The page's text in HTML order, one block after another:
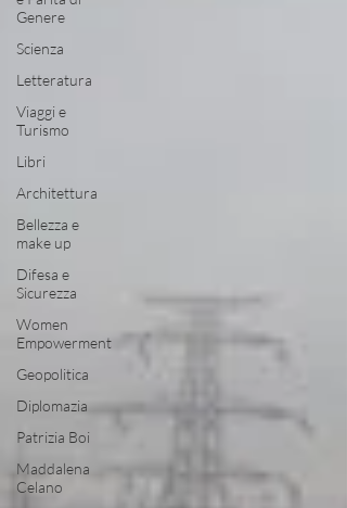
Genere
Scienza
Letteratura
Viaggi e
Turismo
Libri
Architettura
Bellezza e
make up
Difesa e
Sicurezza
Women
Empowerment
Geopolitica
Diplomazia
Patrizia Boi
Maddalena
Celano